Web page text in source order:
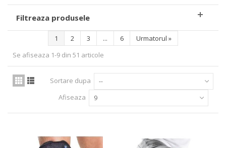
Filtreaza produsele
1 2 3 ... 6 Urmatorul »
Se afiseaza 1-9 din 51 articole
Sortare dupa --
Afiseaza 9